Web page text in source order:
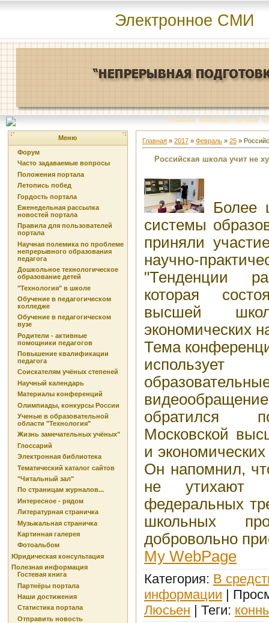
Электронное СМИ
Главная | Команда портала | О
Меню
Форум
Часто задаваемые вопросы
Положения портала
Летопись побед
Гордость портала
Еженедельная рассылка
новостей портала
Правила для пользователей
портала
Научная полемика по проблеме
непрерывного образования
педагога
Дошкольное технологическое
образование детей
"Технология" в школе
Обучение в педагогическом
колледже
Обучение в педагогическом
вузе
Родители - активные
помощники педагогов
Повышение квалификации
педагога
Соискателям учёных степеней
Научный календарь
Материалы конференций
Олимпиады, конкурсы России
Ученые в образовательной
области "Технология"
Жизнь замечательных учёных"
Глоссарий
Электронная библиотека
Тематический каталог сайтов
"Читальный зал"
По страницам журналов...
Интересное - рядом
Литературная страничка
Музыкальная страничка
Картинная галерея
Фотоальбом
Юридическая консультация
Полезная информация
Гостевая книга
Партнёры портала
Наши достижения
Статистика портала
Отправить новость
Главная » 2017 » Февраль » 25 »
Российская школа учит не
Более
системы
приняли
научно-
"Тенденции
которая
высшей
экономических
Тема
обратился
Московской
и
Он напомнил,
не утихают
федеральных
школьных
добровольно
My WebPage
Категория: В
информации |
Люсьен | Теги: